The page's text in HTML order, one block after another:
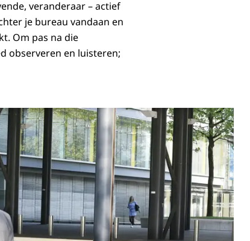
veranderaar – actief
je bureau vandaan en
Om pas na die
observeren en luisteren;